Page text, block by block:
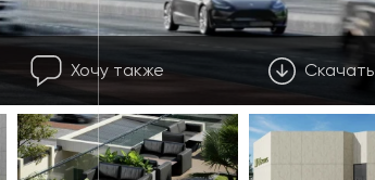
Хочу также Скачать